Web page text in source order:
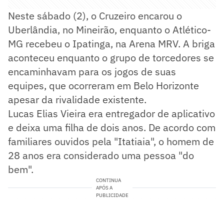
Neste sábado (2), o Cruzeiro encarou o
Uberlândia, no Mineirão, enquanto o Atlético-
MG recebeu o Ipatinga, na Arena MRV. A briga
aconteceu enquanto o grupo de torcedores se
encaminhavam para os jogos de suas
equipes, que ocorreram em Belo Horizonte
apesar da rivalidade existente.
Lucas Elias Vieira era entregador de aplicativo
e deixa uma filha de dois anos. De acordo com
familiares ouvidos pela "Itatiaia", o homem de
28 anos era considerado uma pessoa "do
bem".
CONTINUA
APÓS A
PUBLICIDADE